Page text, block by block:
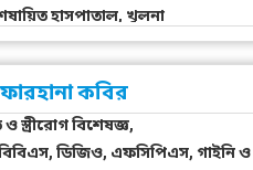
হাসপাতাল, খুলনা
কবির
ও স্ত্রীরোগ বিশেষজ্ঞ,
ডিজিও, এফসিপিএস, গাইনি ও